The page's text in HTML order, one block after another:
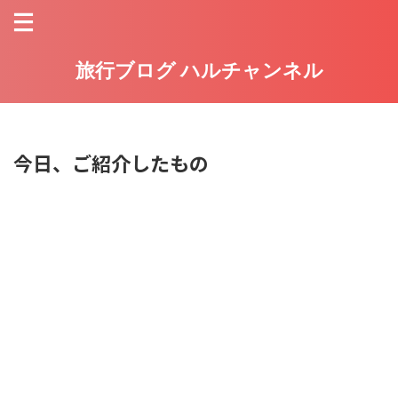
旅行ブログ ハルチャンネル
今日、ご紹介したもの